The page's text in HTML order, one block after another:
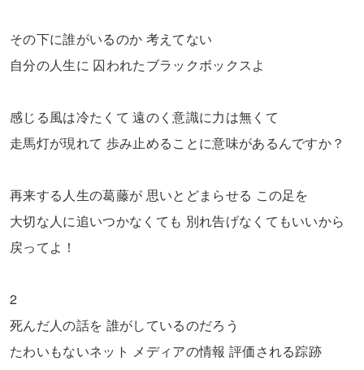
その下に誰がいるのか 考えてない
自分の人生に 囚われたブラックボックスよ
感じる風は冷たくて 遠のく意識に力は無くて
走馬灯が現れて 歩み止めることに意味があるんですか？
再来する人生の葛藤が 思いとどまらせる この足を
大切な人に追いつかなくても 別れ告げなくてもいいから
戻ってよ！
2
死んだ人の話を 誰がしているのだろう
たわいもないネット メディアの情報 評価される踪跡